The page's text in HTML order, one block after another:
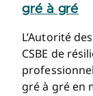
gré à gré
L’Autorité
CSBE de
gré à gré en